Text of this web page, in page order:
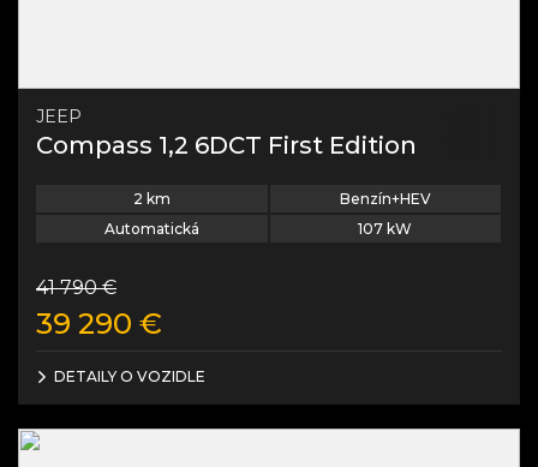
JEEP
Compass 1,2 6DCT First Edition
2 km
Benzín+HEV
Automatická
107 kW
41 790€
39 290 €
DETAILY O VOZIDLE